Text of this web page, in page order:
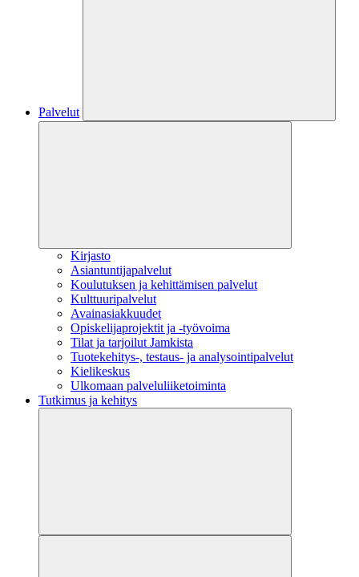
Palvelut
Kirjasto
Asiantuntijapalvelut
Koulutuksen ja kehittämisen palvelut
Kulttuuripalvelut
Avainasiakkuudet
Opiskelijaprojektit​ ja -työvoima
Tilat ja tarjoilut Jamkista
Tuotekehitys-, testaus- ja analysointipalvelut
Kielikeskus
Ulkomaan palveluliiketoiminta
Tutkimus ja kehitys